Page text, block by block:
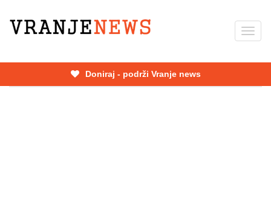
Skip
Doniraj - podrži Vranje news